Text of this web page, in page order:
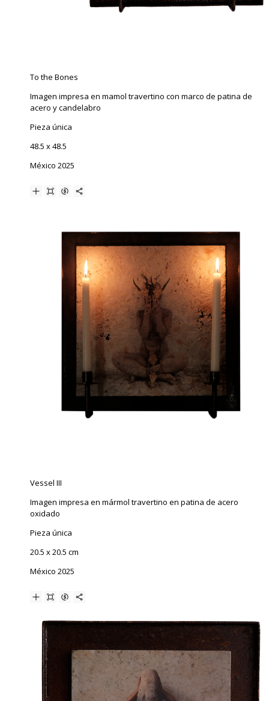
To the Bones
Imagen impresa en mamol travertino con marco de patina de
acero y candelabro
Pieza única
48.5 x 48.5
México 2025
Vessel III
Imagen impresa en mármol travertino en patina de acero
oxidado
Pieza única
20.5 x 20.5 cm
México 2025